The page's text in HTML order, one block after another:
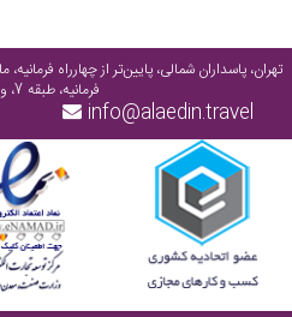
تهران، پاسداران شمالی، پایین‌تر از چهارراه
فرمانیه، طبقه 7، واحد 5 , 6
info@alaedin.travel